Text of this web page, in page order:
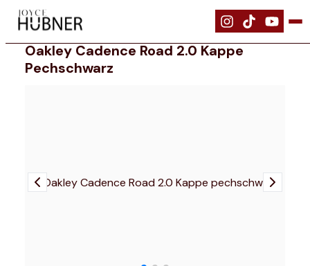
| Bekleidung Oakley Cadence Road 2.0 Kappe pechschwarz
Oakley Cadence Road 2.0 Kappe
Pechschwarz